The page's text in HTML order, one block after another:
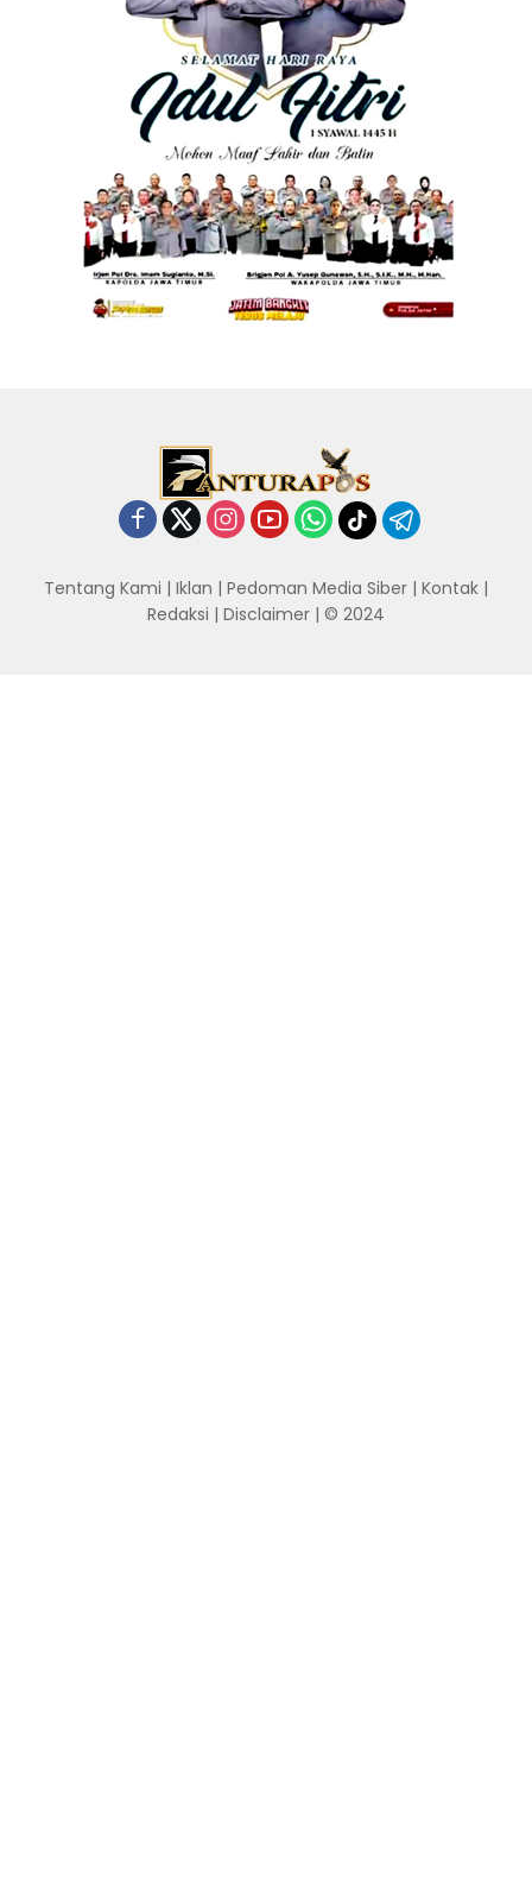
Tentang Kami | Iklan | Pedoman Media Siber | Kontak |
Redaksi | Disclaimer | © 2024